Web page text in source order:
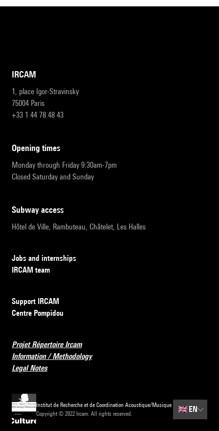
IRCAM
1, place Igor-Stravinsky
75004 Paris
+33 1 44 78 48 43
opening times
Monday through Friday 9:30am-7pm
Closed Saturday and Sunday
subway access
Hôtel de Ville, Rambuteau, Châtelet, Les Halles
Jobs and internships
IRCAM team
Support IRCAM
Centre Pompidou
Projet Répertoire Ircam
Information / Methodology
Legal Notes
Institut de Recherche et de Coordination Acoustique/Musique
Copyright © 2022 Ircam. All rights reserved.
🇬🇧 EN